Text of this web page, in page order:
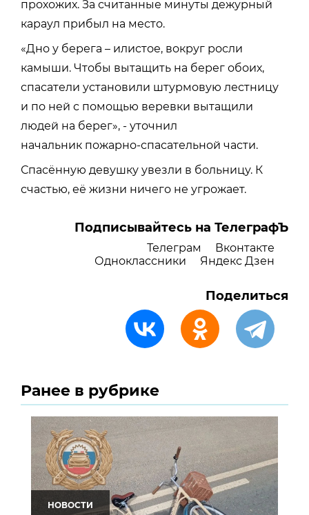
прохожих. За считанные минуты дежурный
караул прибыл на место.
«Дно у берега – илистое, вокруг росли
камыши. Чтобы вытащить на берег обоих,
спасатели установили штурмовую лестницу
и по ней с помощью веревки вытащили
людей на берег», - уточнил
начальник пожарно-спасательной части.
Спасённую девушку увезли в больницу. К
счастью, её жизни ничего не угрожает.
Подписывайтесь на ТелеграфЪ
Телеграм
Вконтакте
Одноклассники
Яндекс Дзен
Поделиться
Ранее в рубрике
НОВОСТИ